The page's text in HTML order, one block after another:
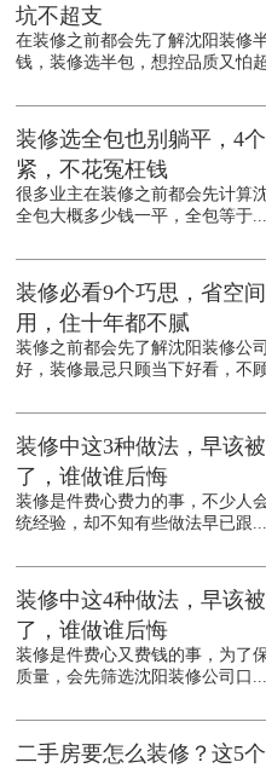
坑不超支
在装修之前都会先了解沈阳装修
钱，装修选半包，想控品质又怕
装修选全包也别躺平，4
紧，不花冤枉钱
很多业主在装修之前都会先计算
全包大概多少钱一平，全包等于...
装修必看9个巧思，省空
用，住十年都不腻
装修之前都会先了解沈阳装修公
好，装修最忌只顾当下好看，不
装修中这3种做法，早该
了，谁做谁后悔
装修是件费心费力的事，不少人
统经验，却不知有些做法早已跟...
装修中这4种做法，早该
了，谁做谁后悔
装修是件费心又费钱的事，为了
质量，会先筛选沈阳装修公司口...
二手房要怎么装修？这5